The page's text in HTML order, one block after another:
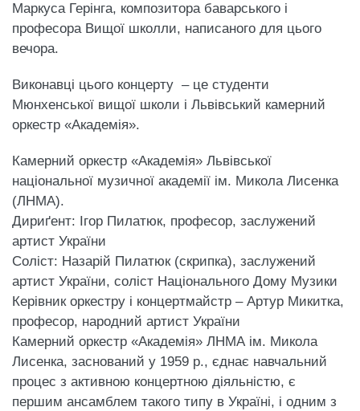
Маркуса Герінга, композитора баварського і
професора Вищої школли, написаного для цього
вечора.
Виконавці цього концерту – це студенти
Мюнхенської вищої школи і Львівський камерний
оркестр «Академія».
Камерний оркестр «Академія» Львівської
національної музичної академії ім. Микола Лисенка
(ЛНМА).
Дириґент: Ігор Пилатюк, професор, заслужений
артист України
Соліст: Назарій Пилатюк (скрипка), заслужений
артист України, соліст Національного Дому Музики
Керівник оркестру i концертмайстр – Артур Микитка,
професор, народний артист України
Камерний оркестр «Академія» ЛНМА ім. Микола
Лисенка, заснований у 1959 р., єднає навчальний
процес з активною концертною діяльністю, є
першим ансамблем такого типу в Україні, і одним з